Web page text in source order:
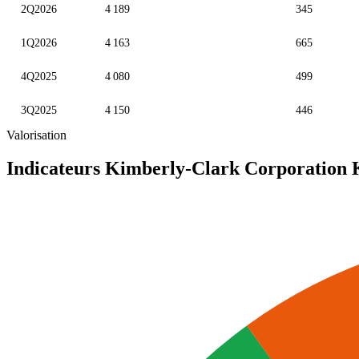
2Q2026 4 189 345
1Q2026 4 163 665
4Q2025 4 080 499
3Q2025 4 150 446
Valorisation
Indicateurs Kimberly-Clark Corporation